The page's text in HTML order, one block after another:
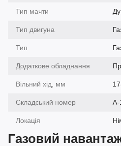
Тип мачти
Тип двигуна
Тип
Додаткове обладнання
Вільний хід, мм
Складський номер A-
Локація
Газовий